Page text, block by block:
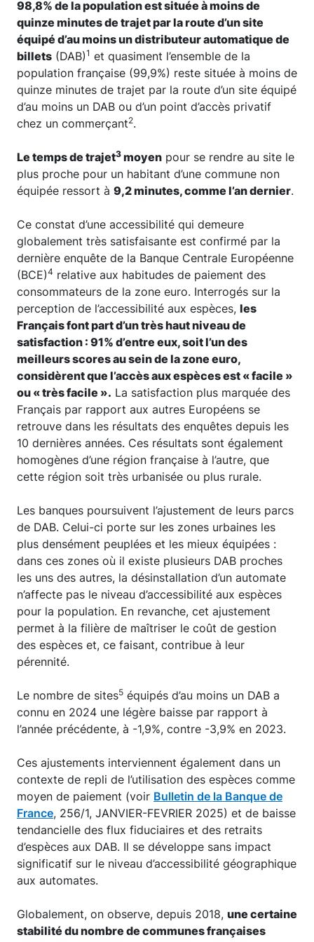
98,8% de la population est située à moins de
quinze minutes de trajet par la route d’un site
équipé d’au moins un distributeur automatique de
billets (DAB)1 et quasiment l’ensemble de la
population française (99,9%) reste située à moins de
quinze minutes de trajet par la route d’un site équipé
d’au moins un DAB ou d’un point d’accès privatif
chez un commerçant2.
Le temps de trajet3 moyen pour se rendre au site le
plus proche pour un habitant d’une commune non
équipée ressort à 9,2 minutes, comme l’an dernier.
Ce constat d’une accessibilité qui demeure
globalement très satisfaisante est confirmé par la
dernière enquête de la Banque Centrale Européenne
(BCE)4 relative aux habitudes de paiement des
consommateurs de la zone euro. Interrogés sur la
perception de l’accessibilité aux espèces, les
Français font part d’un très haut niveau de
satisfaction : 91% d’entre eux, soit l’un des
meilleurs scores au sein de la zone euro,
considèrent que l’accès aux espèces est « facile »
ou « très facile ». La satisfaction plus marquée des
Français par rapport aux autres Européens se
retrouve dans les résultats des enquêtes depuis les
10 dernières années. Ces résultats sont également
homogènes d’une région française à l’autre, que
cette région soit très urbanisée ou plus rurale.
Les banques poursuivent l’ajustement de leurs parcs
de DAB. Celui-ci porte sur les zones urbaines les
plus densément peuplées et les mieux équipées :
dans ces zones où il existe plusieurs DAB proches
les uns des autres, la désinstallation d’un automate
n’affecte pas le niveau d’accessibilité aux espèces
pour la population. En revanche, cet ajustement
permet à la filière de maîtriser le coût de gestion
des espèces et, ce faisant, contribue à leur
pérennité.
Le nombre de sites5 équipés d’au moins un DAB a
connu en 2024 une légère baisse par rapport à
l’année précédente, à -1,9%, contre -3,9% en 2023.
Ces ajustements interviennent également dans un
contexte de repli de l’utilisation des espèces comme
moyen de paiement (voir Bulletin de la Banque de
France, 256/1, JANVIER-FEVRIER 2025) et de baisse
tendancielle des flux fiduciaires et des retraits
d’espèces aux DAB. Il se développe sans impact
significatif sur le niveau d’accessibilité géographique
aux automates.
Globalement, on observe, depuis 2018, une certaine
stabilité du nombre de communes françaises